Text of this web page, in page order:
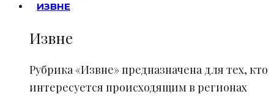
ИЗВНЕ
Извне
Рубрика «Извне» предназначена для тех, кто
интересуется происходящим в регионах